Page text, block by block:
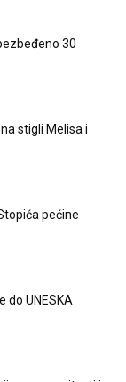
30
stigli Melisa i
pećine
do UNESKA